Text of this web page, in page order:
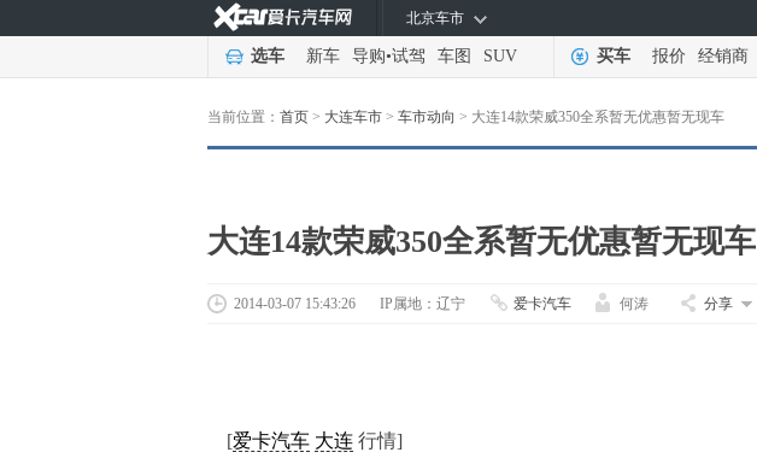
北京车市
选车 新车 导购•试驾 车图 SUV 买车 报价 经销商
当前位置： 首页 > 大连车市 > 车市动向 > 大连14款荣威350全系暂无优惠暂无现车
大连14款荣威350全系暂无优惠暂无现车
2014-03-07 15:43:26 IP属地：辽宁 爱卡汽车 何涛 分享
[爱卡汽车 大连 行情]